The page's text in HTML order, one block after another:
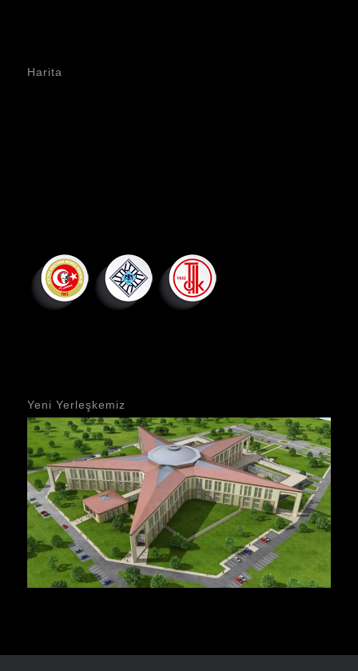
Harita
Yeni Yerleşkemiz